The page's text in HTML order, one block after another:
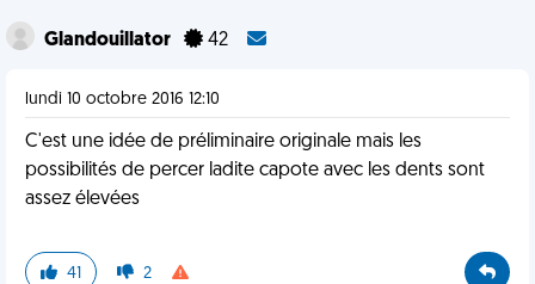
Glandouillator 42
lundi 10 octobre 2016 12:10
C'est une idée de préliminaire originale mais les
possibilités de percer ladite capote avec les dents sont
assez élevées
41 2